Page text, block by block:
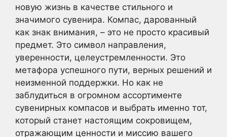
новую жизнь в качестве стильного и
значимого сувенира. Компас, дарованный
как знак внимания, – это не просто красивый
предмет. Это символ направления,
уверенности, целеустремленности. Это
метафора успешного пути, верных решений и
неизменной поддержки. Но как не
заблудиться в огромном ассортименте
сувенирных компасов и выбрать именно тот,
который станет настоящим сокровищем,
отражающим ценности и миссию вашего